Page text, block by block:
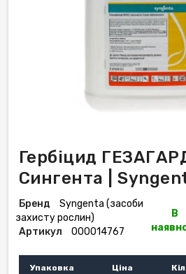
Гербіцид
Сингента |
Бренд
Syngenta (засоби
захисту рослин)
Артикул
000014767
В
Упаковка Ціна